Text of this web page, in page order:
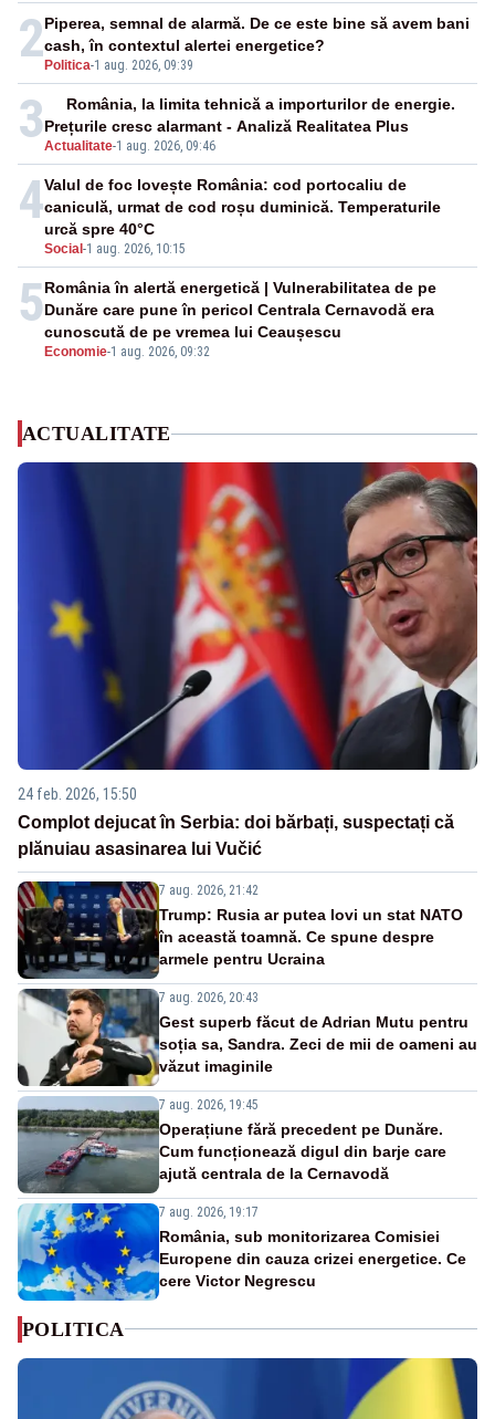
2 Politica-1 aug. 2026, 09:39
Piperea, semnal de alarmă. De ce este bine să avem bani
cash, în contextul alertei energetice?
3Actualitate-1 aug. 2026, 09:46
România, la limita tehnică a importurilor de energie.
Prețurile cresc alarmant - Analiză Realitatea Plus
4
Social -1 aug. 2026, 10:15
Valul de foc lovește România: cod portocaliu de
caniculă, urmat de cod roșu duminică. Temperaturile
urcă spre 40°C
5
Economie-1 aug. 2026, 09:32
România în alertă energetică | Vulnerabilitatea de pe
Dunăre care pune în pericol Centrala Cernavodă era
cunoscută de pe vremea lui Ceaușescu
ACTUALITATE
24 feb. 2026, 15:50
Complot dejucat în Serbia: doi bărbați, suspectați că
plănuiau asasinarea lui Vučić
7 aug. 2026, 21:42
Trump: Rusia ar putea lovi un stat NATO
în această toamnă. Ce spune despre
armele pentru Ucraina
7 aug. 2026, 20:43
Gest superb făcut de Adrian Mutu pentru
soția sa, Sandra. Zeci de mii de oameni au
văzut imaginile
7 aug. 2026, 19:45
Operațiune fără precedent pe Dunăre.
Cum funcționează digul din barje care
ajută centrala de la Cernavodă
7 aug. 2026, 19:17
România, sub monitorizarea Comisiei
Europene din cauza crizei energetice. Ce
cere Victor Negrescu
POLITICA